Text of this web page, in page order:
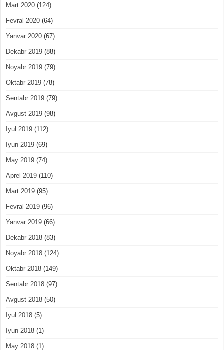
Mart 2020 (124)
Fevral 2020 (64)
Yanvar 2020 (67)
Dekabr 2019 (88)
Noyabr 2019 (79)
Oktabr 2019 (78)
Sentabr 2019 (79)
Avgust 2019 (98)
Iyul 2019 (112)
Iyun 2019 (69)
May 2019 (74)
Aprel 2019 (110)
Mart 2019 (95)
Fevral 2019 (96)
Yanvar 2019 (66)
Dekabr 2018 (83)
Noyabr 2018 (124)
Oktabr 2018 (149)
Sentabr 2018 (97)
Avgust 2018 (50)
Iyul 2018 (5)
Iyun 2018 (1)
May 2018 (1)